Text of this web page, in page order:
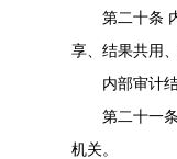
第二十条 内
享、结果共用
内部审计结
第二十一条
机关。